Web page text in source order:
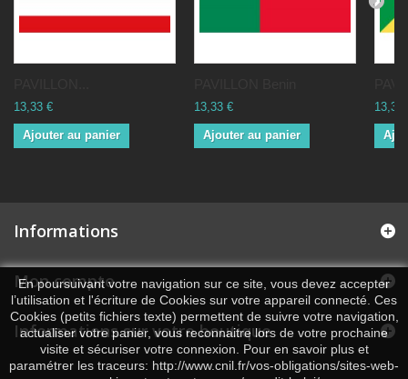
13,33 €
Ajouter au panier
13,33 €
Ajouter au panier
13,33
Informations
Mon compte
Informations sur votre boutique
En poursuivant votre navigation sur ce site, vous devez accepter
l’utilisation et l'écriture de Cookies sur votre appareil connecté. Ces
Cookies (petits fichiers texte) permettent de suivre votre navigation,
actualiser votre panier, vous reconnaitre lors de votre prochaine
visite et sécuriser votre connexion. Pour en savoir plus et
paramétrer les traceurs: http://www.cnil.fr/vos-obligations/sites-web-